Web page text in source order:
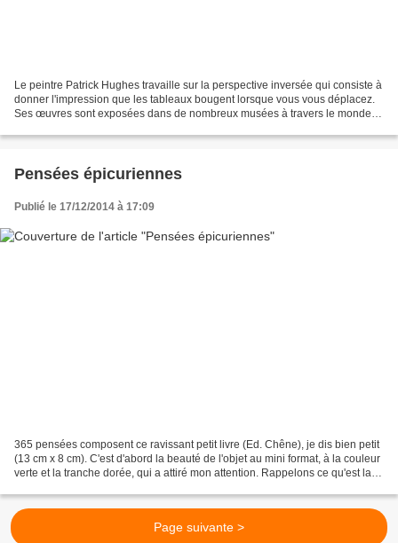
Le peintre Patrick Hughes travaille sur la perspective inversée qui consiste à
donner l'impression que les tableaux bougent lorsque vous vous déplacez.
Ses œuvres sont exposées dans de nombreux musées à travers le monde.
Pensées épicuriennes
Publié le 17/12/2014 à 17:09
365 pensées composent ce ravissant petit livre (Ed. Chêne), je dis bien petit
(13 cm x 8 cm). C'est d'abord la beauté de l'objet au mini format, à la couleur
verte et la tranche dorée, qui a attiré mon attention. Rappelons ce qu'est la
Page suivante >